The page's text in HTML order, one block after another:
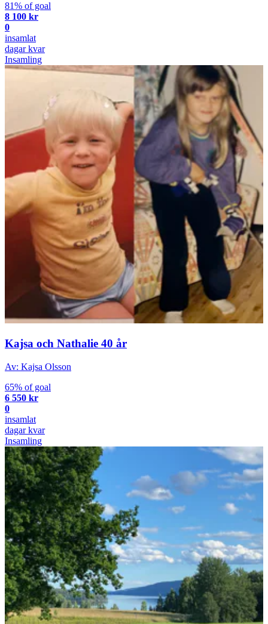
81% of goal
8 100 kr
0
insamlat
dagar kvar
Insamling
Kajsa och Nathalie 40 år
Av: Kajsa Olsson
65% of goal
6 550 kr
0
insamlat
dagar kvar
Insamling